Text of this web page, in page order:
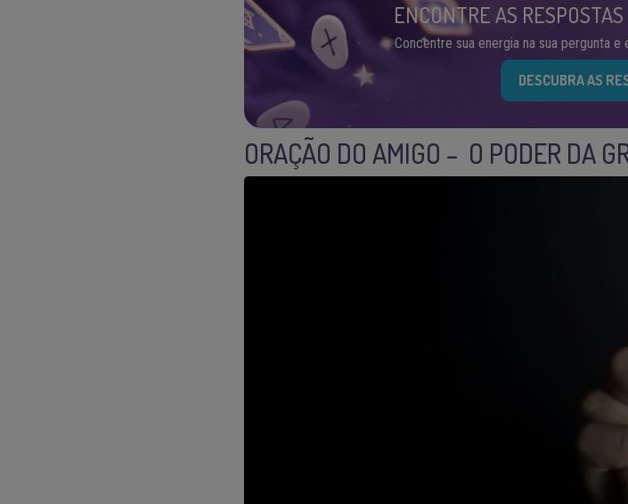
ENCONTRE AS
Concentre sua energia na sua pergunta
DESCUBRA AS
ORAÇÃO DO AMIGO – O PODER DA